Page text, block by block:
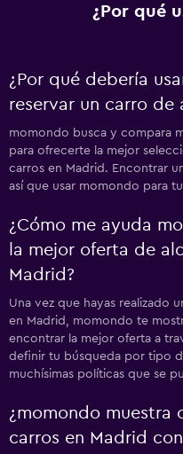
¿Por qué
¿Por qué debería
reservar un carro de
momondo busca y compara
para ofrecerte la mejor
carros en Madrid. Encontrar
así que usar momondo para
¿Cómo me ayuda
la mejor oferta de
Madrid?
Una vez que hayas realizado
en Madrid, momondo te
encontrar la mejor oferta a
definir tu búsqueda por tipo
muchísimas políticas que se
¿momondo muestra
carros en Madrid